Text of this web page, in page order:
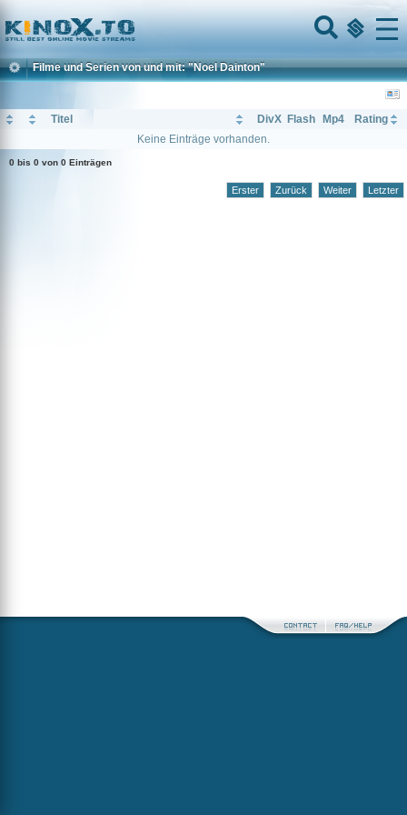
Home
Menu
Filme und Serien von und mit: "Noel Dainton"
Titel DivX Flash Mp4
Rating
Keine Einträge vorhanden.
0 bis 0 von 0 Einträgen
Erster Zurück Weiter Letzter